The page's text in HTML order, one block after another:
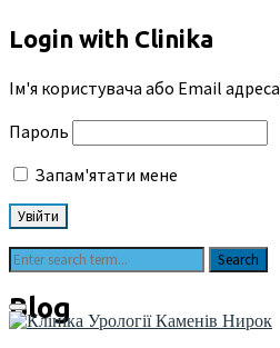
Login with Clinika
Ім'я користувача або Email адреса
Пароль
Запам'ятати мене
Blog